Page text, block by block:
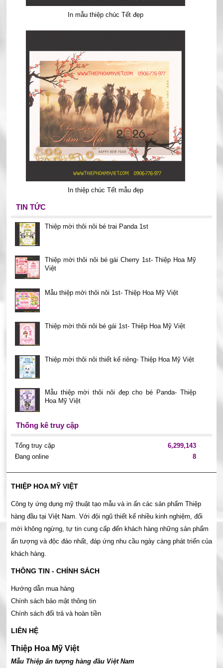
In mẫu thiệp chúc Tết đẹp
In thiệp chúc Tết mẫu đẹp
TIN TỨC
Thiệp mời thôi nôi bé trai Panda 1st
Thiệp mời thôi nôi bé gái Cherry 1st- Thiệp Hoa Mỹ
Việt
Mẫu thiệp mời thôi nôi 1st- Thiệp Hoa Mỹ Việt
Thiệp mời thôi nôi bé gái 1st- Thiệp Hoa Mỹ Việt
Thiệp mời thôi nôi thiết kế riêng- Thiệp Hoa Mỹ Việt
Mẫu thiệp mời thôi nôi đẹp cho bé Panda- Thiệp
Hoa Mỹ Việt
Thống kê truy cập
Tổng truy cập
6,299,143
Đang online
8
THIỆP HOA MỸ VIỆT
Công ty ứng dụng mỹ thuật tạo mẫu và in ấn các sản phẩm Thiệp
hàng đầu tại Việt Nam. Với đội ngũ thiết kế nhiều kinh nghiệm, đổi
mới không ngừng, tự tin cung cấp đến khách hàng những sản phẩm
ấn tượng và độc đáo nhất, đáp ứng nhu cầu ngày càng phát triển của
khách hàng.
THÔNG TIN - CHÍNH SÁCH
Hướng dẫn mua hàng
Chính sách bảo mật thông tin
Chính sách đổi trả và hoàn tiền
LIÊN HỆ
Thiệp Hoa Mỹ Việt
Mẫu Thiệp ấn tượng hàng đầu Việt Nam